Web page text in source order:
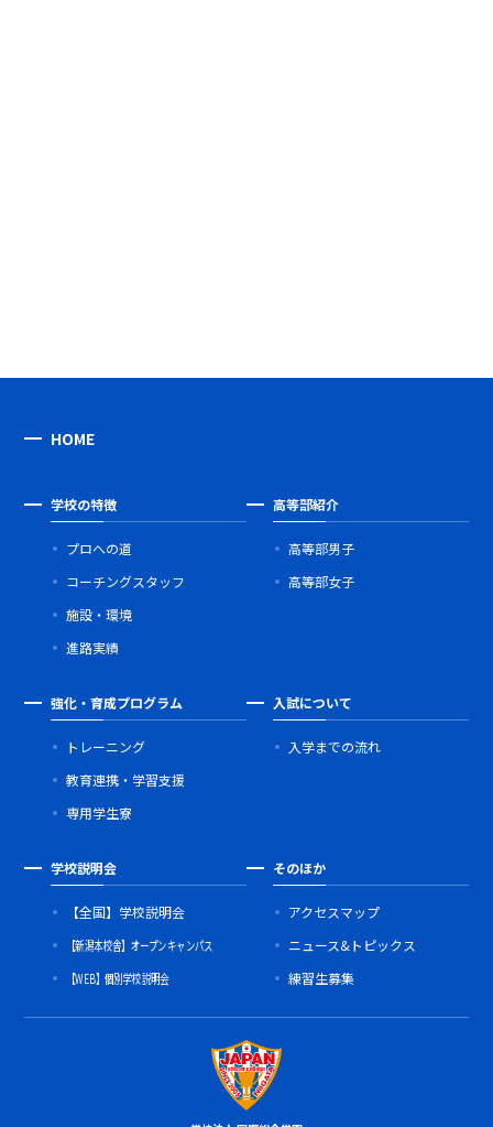
HOME
学校の特徴
プロへの道
コーチングスタッフ
施設・環境
進路実績
高等部紹介
高等部男子
高等部女子
強化・育成プログラム
トレーニング
教育連携・学習支援
専用学生寮
入試について
入学までの流れ
学校説明会
【全国】学校説明会
【新潟本校舎】オープンキャンパス
【WEB】個別学校説明会
そのほか
アクセスマップ
ニュース&トピックス
練習生募集